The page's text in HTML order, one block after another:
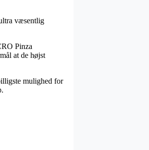
væsentlig
Pinza
at de højst
mulighed for